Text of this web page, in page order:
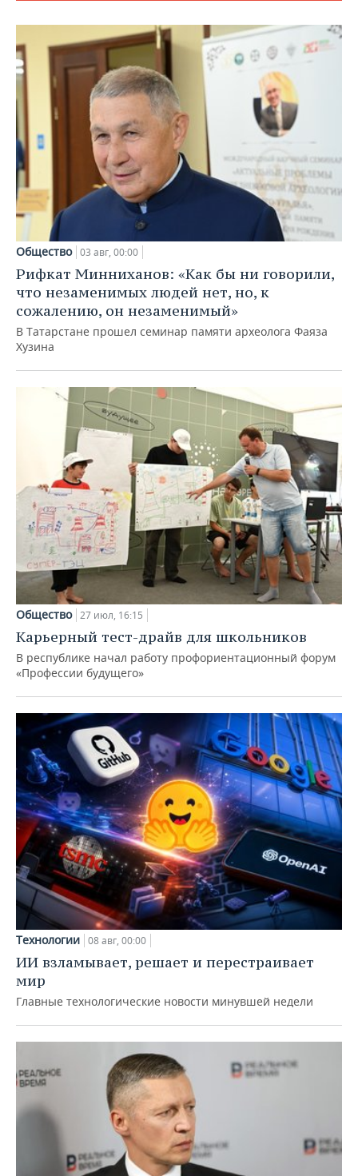
Общество 03 авг, 00:00
Рифкат Минниханов: «Как бы ни говорили,
что незаменимых людей нет, но, к
сожалению, он незаменимый»
В Татарстане прошел семинар памяти археолога Фаяза
Хузина
Общество 27 июл, 16:15
Карьерный тест-драйв для школьников
В республике начал работу профориентационный форум
«Профессии будущего»
Технологии 08 авг, 00:00
ИИ взламывает, решает и перестраивает
мир
Главные технологические новости минувшей недели